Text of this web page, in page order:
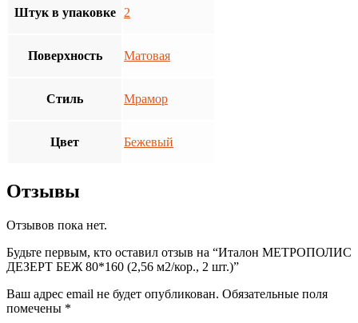
Штук в упаковке 2
Поверхность Матовая
Стиль Мрамор
Цвет Бежевый
Отзывы
Отзывов пока нет.
Будьте первым, кто оставил отзыв на “Италон МЕТРОПОЛИС
ДЕЗЕРТ БЕЖ 80*160 (2,56 м2/кор., 2 шт.)”
Ваш адрес email не будет опубликован. Обязательные поля
помечены *